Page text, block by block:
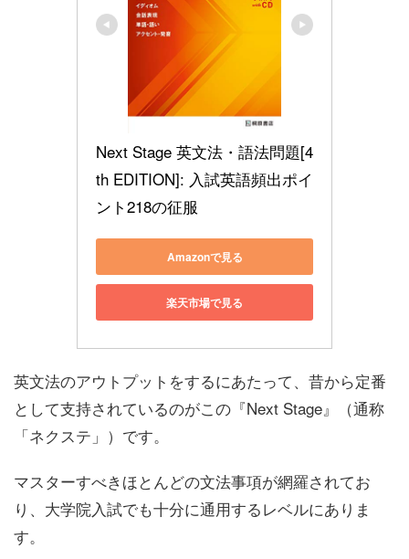
Next Stage 英文法・語法問題[4
th EDITION]: 入試英語頻出ポイ
ント218の征服
Amazonで見る
楽天市場で見る
英文法のアウトプットをするにあたって、昔から定番
として支持されているのがこの『Next Stage』（通称
「ネクステ」）です。
マスターすべきほとんどの文法事項が網羅されてお
り、大学院入試でも十分に通用するレベルにありま
す。